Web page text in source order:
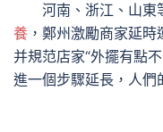
河南、浙江、山東
養 ，鄭州激勵商家延
并規范店家“外擺有點
進一個步驟延長，人們